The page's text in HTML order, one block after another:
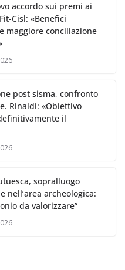
accordo sui premi ai
Cisl: «Benefici
maggiore conciliazione
post sisma, confronto
Rinaldi: «Obiettivo
il
sopralluogo
nell’area archeologica:
da valorizzare”